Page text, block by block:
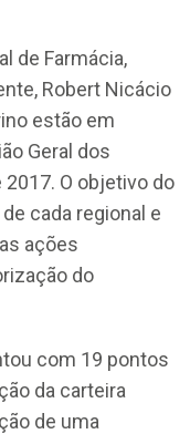
de Farmácia,
Robert Nicácio
estão em
Geral dos
2017. O objetivo do
cada regional e
ações
do
com 19 pontos
da carteira
de uma